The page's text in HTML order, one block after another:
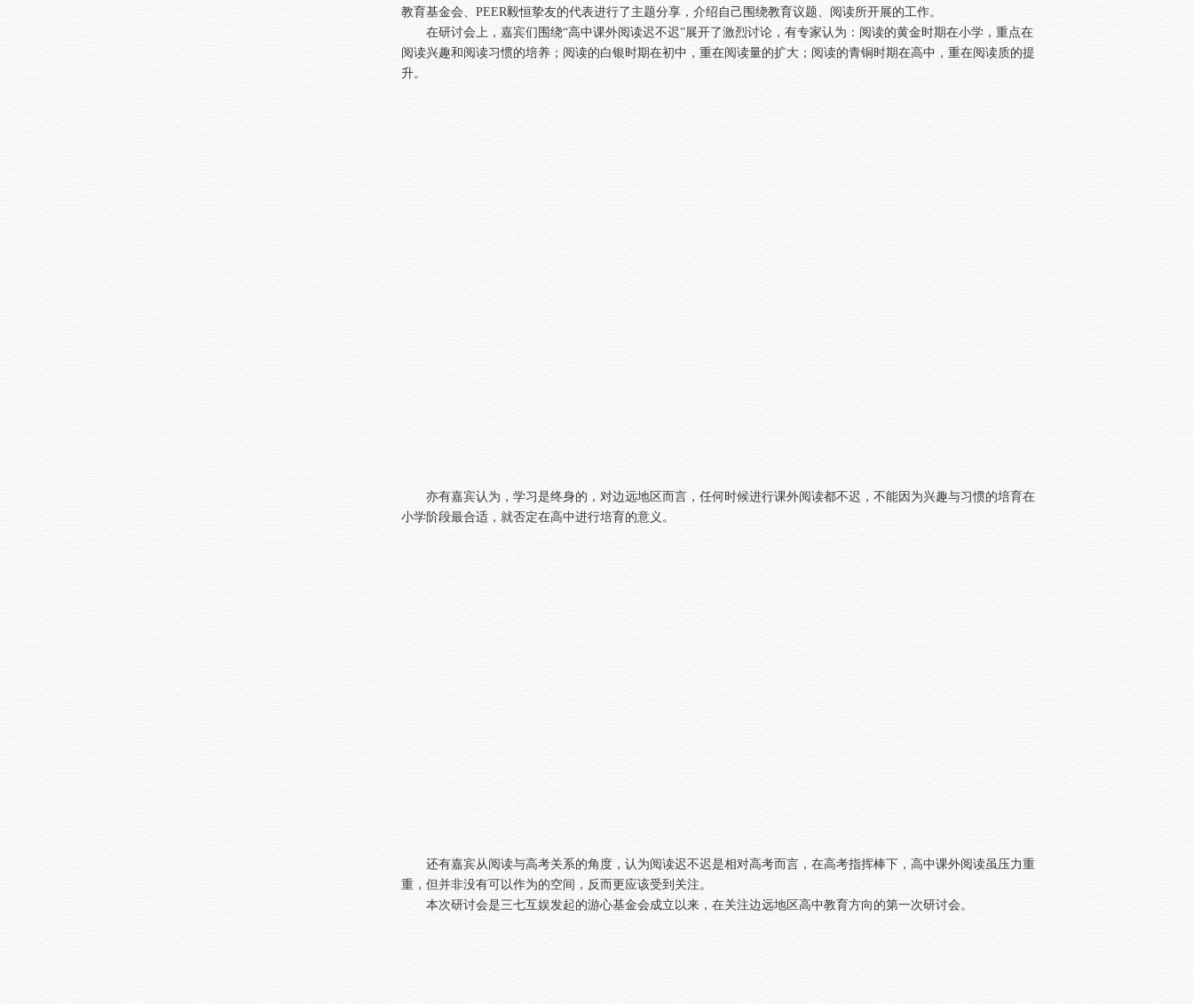
教育基金会、PEER毅恒挚友的代表进行了主题分享，介绍自己围绕教育议题、阅读所开展的工作。
在研讨会上，嘉宾们围绕“高中课外阅读迟不迟”展开了激烈讨论，有专家认为：阅读的黄金时期在小学，重点在
阅读兴趣和阅读习惯的培养；阅读的白银时期在初中，重在阅读量的扩大；阅读的青铜时期在高中，重在阅读质的提
升。
亦有嘉宾认为，学习是终身的，对边远地区而言，任何时候进行课外阅读都不迟，不能因为兴趣与习惯的培育在
小学阶段最合适，就否定在高中进行培育的意义。
还有嘉宾从阅读与高考关系的角度，认为阅读迟不迟是相对高考而言，在高考指挥棒下，高中课外阅读虽压力重
重，但并非没有可以作为的空间，反而更应该受到关注。
本次研讨会是三七互娱发起的游心基金会成立以来，在关注边远地区高中教育方向的第一次研讨会。